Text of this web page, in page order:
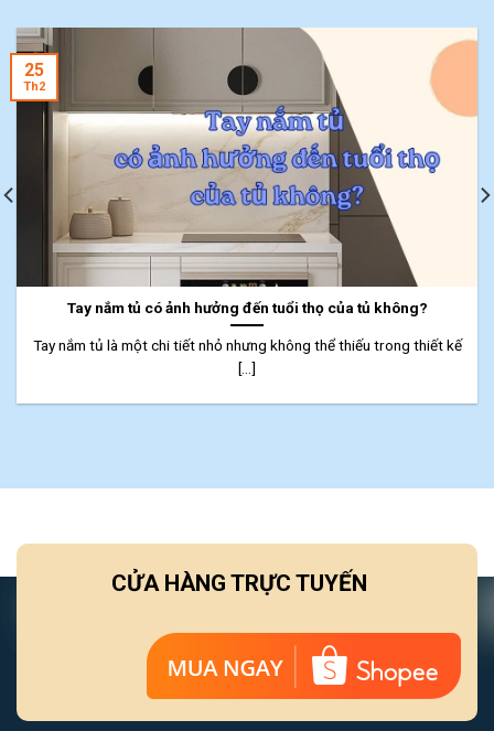
Tay nắm tủ có ảnh hưởng đến tuổi thọ của tủ không?
Tay nắm tủ là một chi tiết nhỏ nhưng không thể thiếu trong thiết kế
[...]
25
Th2
CỬA HÀNG TRỰC TUYẾN